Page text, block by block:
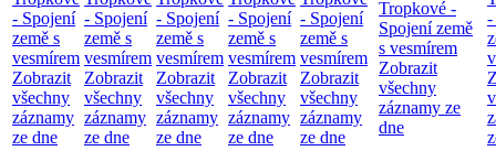
- Spojení
země s
vesmírem
Zobrazit
všechny
záznamy
ze dne
- Spojení
země s
vesmírem
Zobrazit
všechny
záznamy
ze dne
- Spojení
země s
vesmírem
Zobrazit
všechny
záznamy
ze dne
- Spojení
země s
vesmírem
Zobrazit
všechny
záznamy
ze dne
- Spojení
země s
vesmírem
Zobrazit
všechny
záznamy
ze dne
Tropkové -
Spojení země
s vesmírem
Zobrazit
všechny
záznamy ze
dne
-